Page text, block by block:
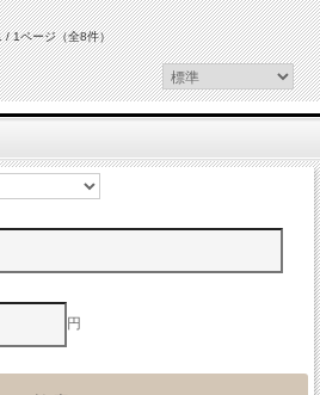
/ 1ページ（全8件）
円